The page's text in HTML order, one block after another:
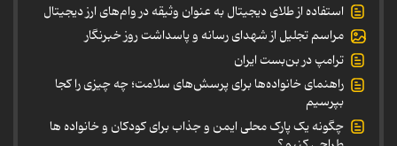
استفاده از طلای دیجیتال به عنوان وثیقه در وام‌های ارز دیجیتال
مراسم تجلیل از شهدای رسانه و پاسداشت روز خبرنگار
ترامپ در بن‌بست ایران
راهنمای خانواده‌ها برای پرسش‌های سلامت؛ چه چیزی را کجا
بپرسیم
چگونه یک پارک محلی ایمن و جذاب برای کودکان و خانواده ها